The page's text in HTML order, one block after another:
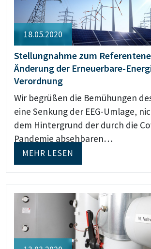
18.05.2020
Stellungnahme zum
Änderung der Erneuerbare-
Verordnung
Wir begrüßen die Bemühungen
eine Senkung der EEG-Umlage,
dem Hintergrund der durch die
Pandemie absehbaren…
MEHR LESEN